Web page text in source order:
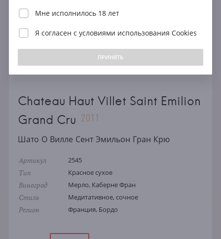
Chateau Haut Villet Saint Emilion
Grand Cru 2011
Шато О Вилле Сент Эмильон Гран Крю
Артикул 2545
Тип Красное сухое
Виноград Мерло, Каберне Фран
Стиль Медитативное, сочное
Регион Франция, Бордо
Мне исполнилось 18 лет
Я согласен с условиями использования Cookies
ПРИНЯТЬ